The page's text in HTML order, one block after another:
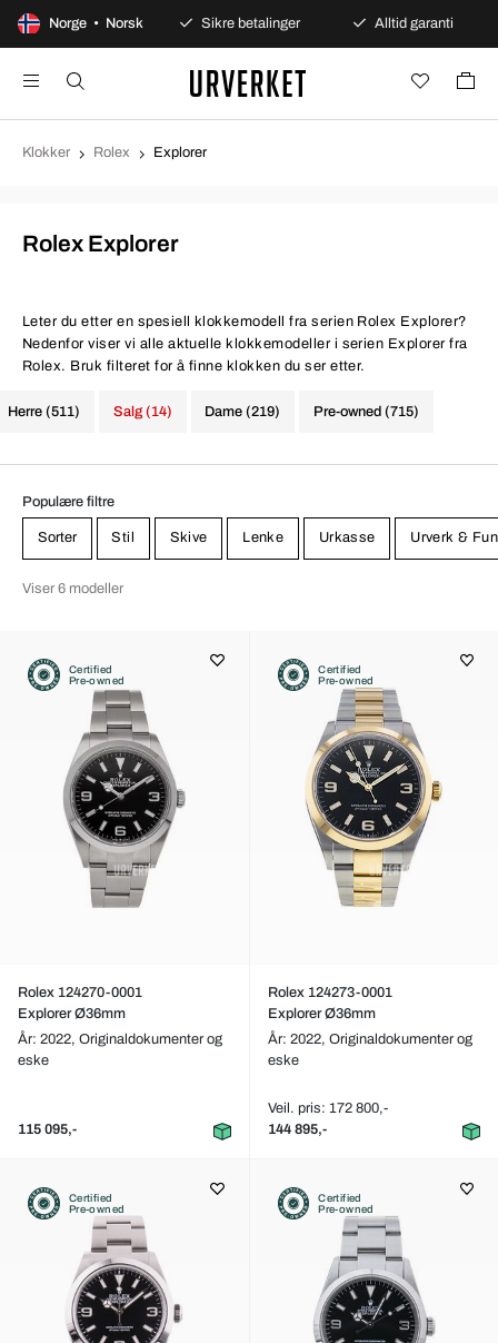
Norge • Norsk
åpent kjøp Sikre betalinger Alltid garanti
Klokker Rolex Explorer
Rolex Explorer
Leter du etter en spesiell klokkemodell fra serien Rolex Explorer?
Nedenfor viser vi alle aktuelle klokkemodeller i serien Explorer fra
Rolex. Bruk filteret for å finne klokken du ser etter.
Herre (511) Dame (219) Pre-owned (715)
Salg (14)
Populære filtre
Sorter Stil Skive Lenke Urkasse Urverk &
Viser 6 modeller
Certified
Pre-owned
Rolex 124270-0001
Explorer Ø36mm
År: 2022, Originaldokumenter og
eske
115 095,-
Certified
Pre-owned
Rolex 124273-0001
Explorer Ø36mm
År: 2022, Originaldokumenter og
eske
Veil. pris: 172 800,-
144 895,-
Certified
Pre-owned
Certified
Pre-owned